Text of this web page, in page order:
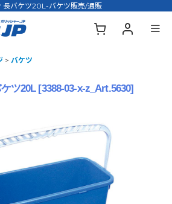
長バケツ20L-バケツ販売/通販
> バケツ
ツ20L [3388-03-x-z_Art.5630]